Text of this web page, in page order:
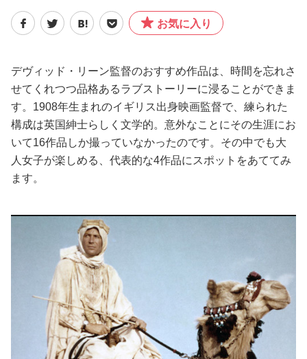
ライフスタイル
ファッション
恋愛/結婚/離婚
美容/健康
妊娠/出産/家族
ココロ/カラダ
グルメ
トラベル
お気に入り
デヴィッド・リーン監督のおすすめ作品は、時間を忘れさ
せてくれつつ品格あるラブストーリーに浸ることができま
す。1908年生まれのイギリス出身映画監督で、練られた
構成は英国紳士らしく文学的。意外なことにその生涯にお
いて16作品しか撮っていなかったのです。その中でも大
人女子が楽しめる、代表的な4作品にスポットをあててみ
ます。